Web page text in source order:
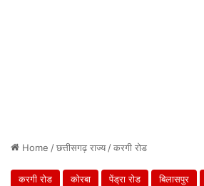
Home /छत्तीसगढ़ राज्य/करगी रोड
करगी रोड कोरबा पेंड्रा रोड बिलासपुर